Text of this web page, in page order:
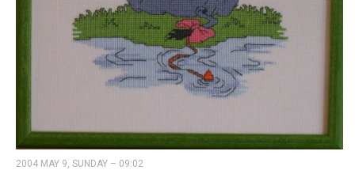
2004 MAY 9, SUNDAY – 09:02